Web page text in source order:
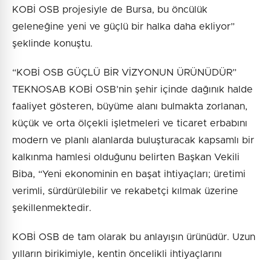
KOBİ OSB projesiyle de Bursa, bu öncülük
geleneğine yeni ve güçlü bir halka daha ekliyor”
şeklinde konuştu.
“KOBİ OSB GÜÇLÜ BİR VİZYONUN ÜRÜNÜDÜR”
TEKNOSAB KOBİ OSB’nin şehir içinde dağınık halde
faaliyet gösteren, büyüme alanı bulmakta zorlanan,
küçük ve orta ölçekli işletmeleri ve ticaret erbabını
modern ve planlı alanlarda buluşturacak kapsamlı bir
kalkınma hamlesi olduğunu belirten Başkan Vekili
Biba, “Yeni ekonominin en başat ihtiyaçları; üretimi
verimli, sürdürülebilir ve rekabetçi kılmak üzerine
şekillenmektedir.
KOBİ OSB de tam olarak bu anlayışın ürünüdür. Uzun
yılların birikimiyle, kentin öncelikli ihtiyaçlarını